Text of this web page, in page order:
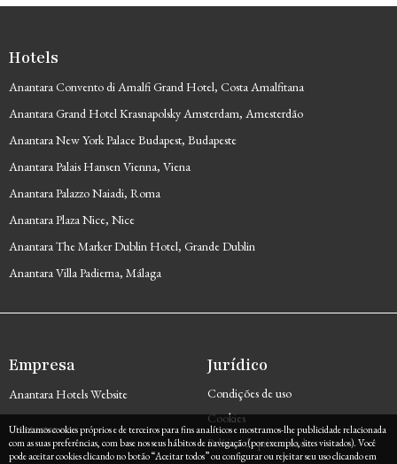
Utilizamos cookies próprios e de terceiros para fins analíticos e mostramos-lhe publicidade relacionada
com as suas preferências, com base nos seus hábitos de navegação (por exemplo, sites visitados). Você
pode aceitar cookies clicando no botão “Aceitar todos” ou configurar ou rejeitar seu uso clicando em
Hotels
Anantara Convento di Amalfi Grand Hotel, Costa Amalfitana
Anantara Grand Hotel Krasnapolsky Amsterdam, Amesterdão
Anantara New York Palace Budapest, Budapeste
Anantara Palais Hansen Vienna, Viena
Anantara Palazzo Naiadi, Roma
Anantara Plaza Nice, Nice
Anantara The Marker Dublin Hotel, Grande Dublin
Anantara Villa Padierna, Málaga
Empresa
Anantara Hotels Website
Contactar-nos
Jurídico
Condições de uso
Cookies
Política de privacidade